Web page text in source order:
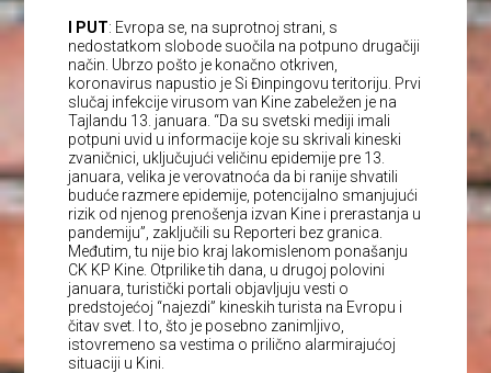
I PUT: Evropa se, na suprotnoj strani, s
nedostatkom slobode suočila na potpuno drugačiji
način. Ubrzo pošto je konačno otkriven,
koronavirus napustio je Si Đinpingovu teritoriju. Prvi
slučaj infekcije virusom van Kine zabeležen je na
Tajlandu 13. januara. “Da su svetski mediji imali
potpuni uvid u informacije koje su skrivali kineski
zvaničnici, uključujući veličinu epidemije pre 13.
januara, velika je verovatnoća da bi ranije shvatili
buduće razmere epidemije, potencijalno smanjujući
rizik od njenog prenošenja izvan Kine i prerastanja u
pandemiju”, zaključili su Reporteri bez granica.
Međutim, tu nije bio kraj lakomislenom ponašanju
CK KP Kine. Otprilike tih dana, u drugoj polovini
januara, turistički portali objavljuju vesti o
predstojećoj “najezdi” kineskih turista na Evropu i
čitav svet. I to, što je posebno zanimljivo,
istovremeno sa vestima o prilično alarmirajućoj
situaciji u Kini.